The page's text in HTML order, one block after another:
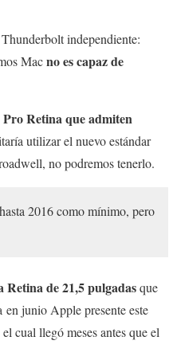
independiente:
Macno es capaz de
Retina que admiten
utilizar el nuevo estándar
no podremos tenerlo.
2016 como mínimo, pero
de 21,5 pulgadasque
junio Apple presente este
cual llegó meses antes que el